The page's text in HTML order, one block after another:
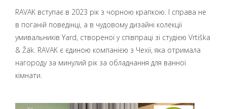
RAVAK вступає в 2023 рік з чорною крапкою. І справа не
в поганій поведінці, а в чудовому дизайні колекції
умивальників Yard, створеної у співпраці зі студією Vrtiška
& Žák. RAVAK є єдиною компанією з Чехії, яка отримала
нагороду за минулий рік за обладнання для ванної
кімнати.